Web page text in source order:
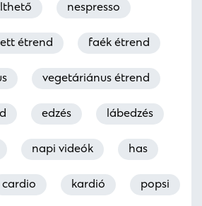
nespresso
étrend faék étrend
vegetáriánus étrend
edzés lábedzés
napi videók has
cardio kardió popsi